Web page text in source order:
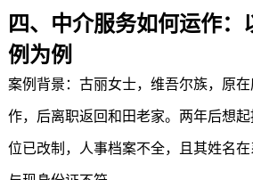
四、中介服务如何运作：
例为例
案例背景：古丽女士，维吾尔族，原
作，后离职返回和田老家。两年后想起
位已改制，人事档案不全，且其姓名在